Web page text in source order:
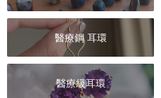
醫療鋼 耳環
醫療級耳環